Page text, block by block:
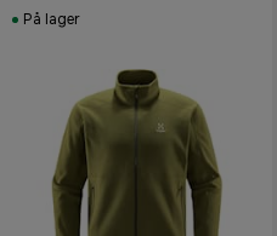
På lager